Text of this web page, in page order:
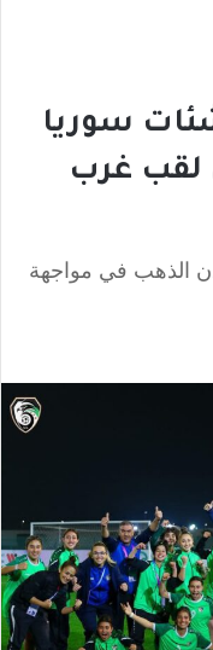
سوريا
لقب غرب
الذهب في مواجهة